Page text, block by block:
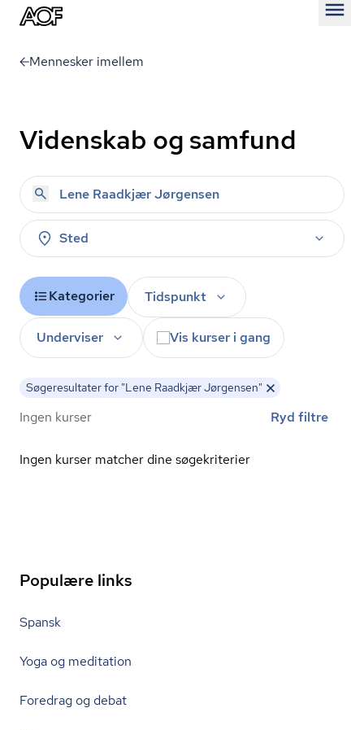
Mennesker imellem
Videnskab og samfund
Sted
Kategorier Tidspunkt
Underviser Vis kurser i gang
Søgeresultater for "Lene Raadkjær Jørgensen"
Ingen kurser Ryd filtre
Ingen kurser matcher dine søgekriterier
Populære links
Spansk
Yoga og meditation
Foredrag og debat